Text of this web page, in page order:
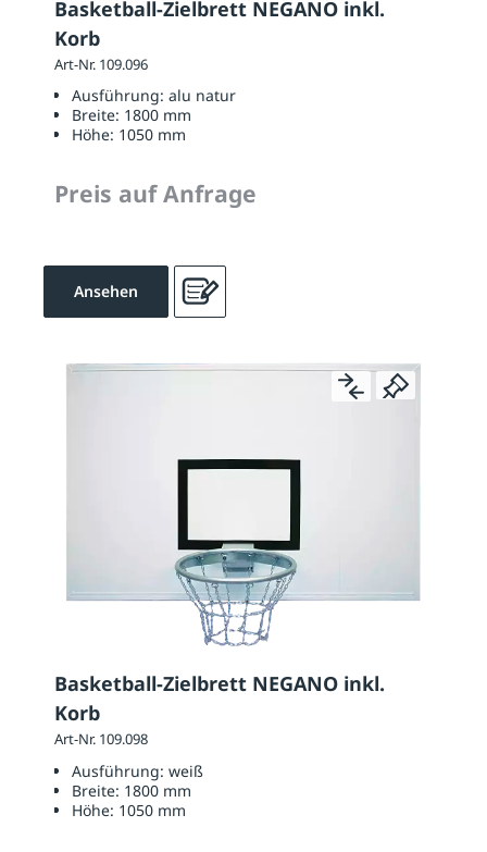
Basketball-Zielbrett NEGANO inkl.
Korb
Art-Nr. 109.096
Ausführung: alu natur
Breite: 1800 mm
Höhe: 1050 mm
Preis auf Anfrage
Ansehen
Basketball-Zielbrett NEGANO inkl.
Korb
Art-Nr. 109.098
Ausführung: weiß
Breite: 1800 mm
Höhe: 1050 mm